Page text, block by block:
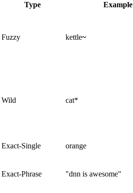
Type
Example
Fuzzy kettle~
Wild cat*
Exact-Single
orange
Exact-Phrase "dnn is awesome"